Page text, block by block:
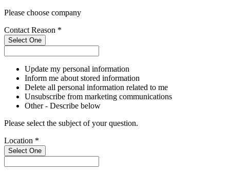
Please choose company
Contact Reason *
Select One
Update my personal information
Inform me about stored information
Delete all personal information related to me
Unsubscribe from marketing communications
Other - Describe below
Please select the subject of your question.
Location *
Select One